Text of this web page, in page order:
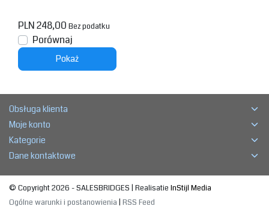
PLN 248,00 Bez podatku
Porównaj
Pokaż
Obsługa klienta
Moje konto
Kategorie
Dane kontaktowe
© Copyright 2026 - SALESBRIDGES | Realisatie InStijl Media
Ogólne warunki i postanowienia RSS Feed